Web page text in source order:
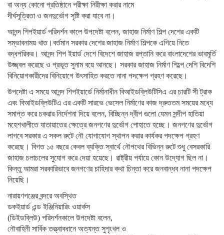
বা অন্য কোনো প্রতিষ্ঠানে পরীক্ষা নিরীক্ষা করার নামে
দীর্ঘসূত্রিতা ও জনদুর্ভোগ সৃষ্টি করা যাবে না।
আনন্দ শিপইয়ার্ড পরিদর্শন কালে উপদেষ্টা বলেন, জাহাজ নির্মাণ শিল্প দেশের একটি
সম্ভাবনাময় খাত।বর্তমান সরকার দেশের জাহাজ নির্মাণ শিল্পকে এগিয়ে নিতে
বদ্ধপরিকর। আনন্দ শিপ ইয়ার্ড দেশে বিদেশে জাহাজ রপ্তানি করে বাংলাদেশের ভাবমূর্তি
উজ্জ্বল করেছে ও প্রভূত সুনাম বয়ে আনছে। সরকার জাহাজ নির্মাণ শিল্পে দেশি বিদেশি
বিনিয়োগকারীদের বিনিয়োগে উৎসাহিত করতে নানা পদক্ষেপ গ্রহণ করেছে।
উপদেষ্টা এ সময়ে আনন্দ শিপইয়ার্ডে নির্মানাধীন বিআইডব্লিউটিসিএ এর চারটি সী ট্রাক
এবং বিআইডব্লিউটিএ এর একটি সারভে ভেসেল নির্মাণের কাজ দ্রুততম সময়ের মধ্যে
সমাপ্ত করে চকরার নির্দেশনা দিয়ে বলেন, বিচ্ছিন্ন দ্বীপ গুলো যেমন সন্দীপ হাতিয়া
মহেশখালীতে যাতায়াতের ক্ষেত্রে জনগণের দুর্ভোগ পোহাতে হচ্ছে। জনগণের দুর্ভোগ
লাগবে সরকার এ সকল রুটে নৌ যোগাযোগ স্থাপন করার কার্যকর পদক্ষেপ গ্রহণ
করেছে। বিগত ১৫ বছরে কেবল ব্যক্তি স্বার্থে নৌপথের বিভিন্ন রুটে শুধু বেসরকারি
জাহাজ চলাচলের সুযোগ করে দেয়া হয়েছে। রাষ্ট্রীয় পর্যায়ে কোন উদ্যোগ ছিল না।
কিন্তু আমরা সরকারিভাবে জনগণের চাহিদার কথা চিন্তা করে জনবান্ধব নানা পদক্ষেপ
নিয়েছি।
নারায়ণগঞ্জের বন্দরে অবস্থিত
ডকইয়ার্ড এন্ড ইঞ্জিনিয়ারিং ওয়ার্কস
(ডিইডব্লিউ) পরিদর্শনকালে উপদেষ্টা বলেন,
নৌবাহিনী সার্বিক তত্ত্বাবধানে অত্যন্ত সুশৃংখল ও